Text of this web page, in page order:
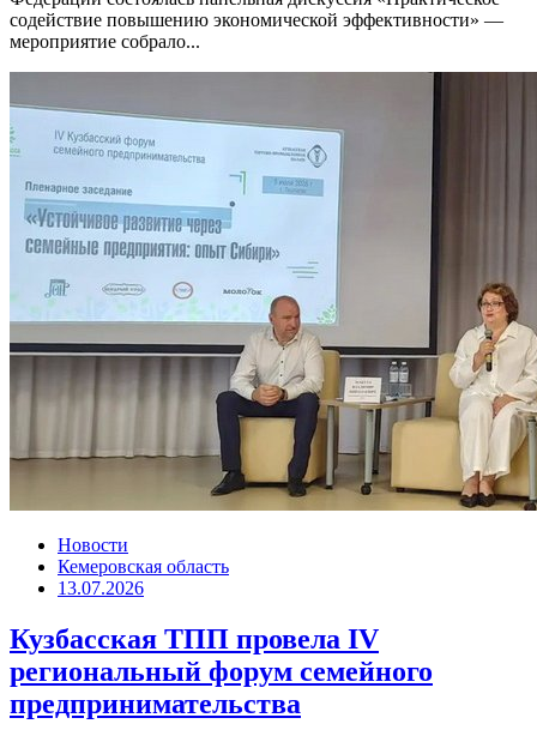
содействие повышению экономической эффективности» —
мероприятие собрало...
Новости
Кемеровская область
13.07.2026
Кузбасская ТПП провела IV
региональный форум семейного
предпринимательства